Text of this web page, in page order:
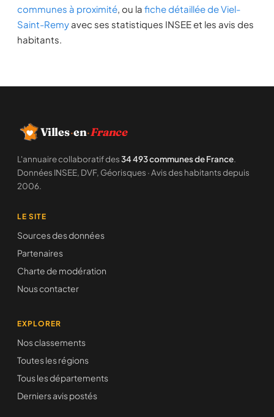
communes à proximité, ou la fiche détaillée de Viel-
Saint-Remy avec ses statistiques INSEE et les avis des
habitants.
Villes·en·France
L'annuaire collaboratif des34 493 communes de France.
Données INSEE, DVF, Géorisques · Avis des habitants depuis
2006.
LE SITE
Sources des données
Partenaires
Charte de modération
Nous contacter
EXPLORER
Nos classements
Toutes les régions
Tous les départements
Derniers avis postés